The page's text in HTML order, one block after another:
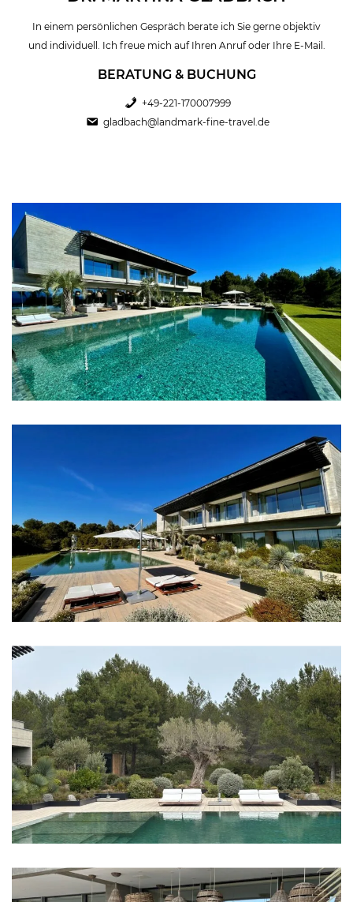
In einem persönlichen Gespräch berate ich Sie gerne objektiv
und individuell. Ich freue mich auf Ihren Anruf oder Ihre E-Mail.
BERATUNG & BUCHUNG
+49-221-170007999
gladbach@landmark-fine-travel.de